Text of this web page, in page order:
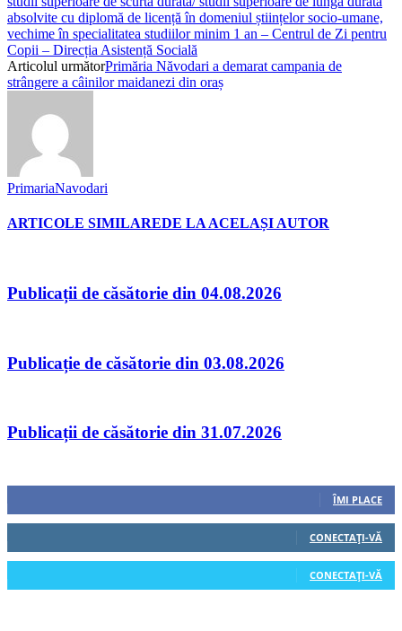
absolvite cu diplomă de licență în domeniul științelor socio-umane,
vechime în specialitatea studiilor minim 1 an – Centrul de Zi pentru
Copii – Direcția Asistență Socială
Articolul următorPrimăria Năvodari a demarat campania de
strângere a câinilor maidanezi din oraș
PrimariaNavodari
ARTICOLE SIMILAREDE LA ACELAȘI AUTOR
Publicații de căsătorie din 04.08.2026
Publicație de căsătorie din 03.08.2026
Publicații de căsătorie din 31.07.2026
ÎMI PLACE
CONECTAȚI-VĂ
CONECTAȚI-VĂ